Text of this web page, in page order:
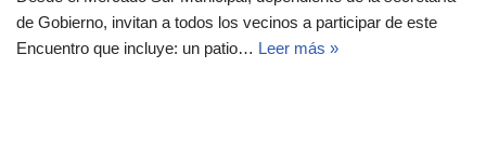
de Gobierno, invitan a todos los vecinos a participar de este
Encuentro que incluye: un patio… Leer más »